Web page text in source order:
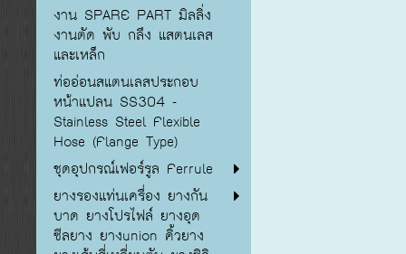
งาน SPARE PART มิลลิ่ง
งานตัด พับ กลึง แสตนเลส
และเหล็ก
ท่ออ่อนสแตนเลสประกอบ
หน้าแปลน SS304 -
Stainless Steel Flexible
Hose (Flange Type)
ชุดอุปกรณ์เฟอร์รูล Ferrule
ยางรองแท่นเครื่อง ยางกัน
บาด ยางโปรไฟล์ ยางอุด
ซีลยาง ยางunion คิ้วยาง